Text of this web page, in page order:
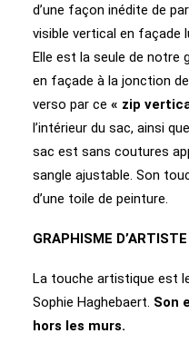
d’une façon inédite de
visible vertical en façade
Elle est la seule de notre
en façade à la jonction
verso par ce « zip
l’intérieur du sac, ainsi
sac est sans coutures
sangle ajustable. Son
d’une toile de peinture.
GRAPHISME D’ARTISTE
La touche artistique est
Sophie Haghebaert. Son
hors les murs.